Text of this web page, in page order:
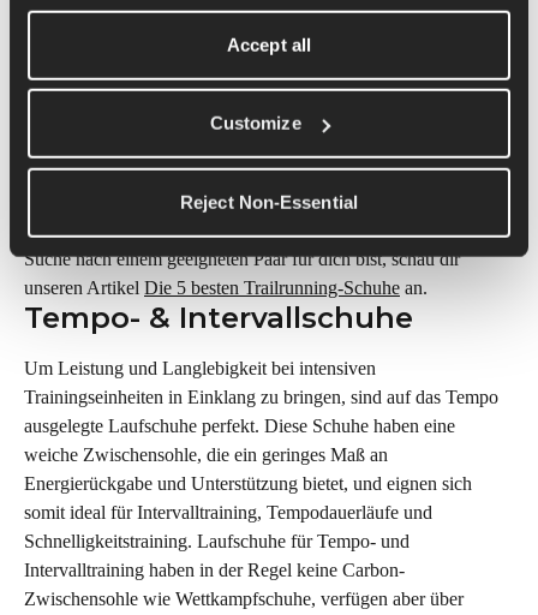
Accept all
Customize
Reject Non-Essential
unebenes Gelände ideal ist und Ausrutschen und Stürzen
vorbeugt. Um den Fuß zu schützen, haben Trailrunning-Schuhe
oft eine feste, stützende Zwischensohle. Sie sind die erste Wahl
und Schutz an erster Stelle stehen. Trailrunning-Schuhe sind
unerlässlich für alle, die bei ihren Abenteuern im Gelände Wert
auf Komfort, Langlebigkeit und Schutz legen. Wenn du auf der
Suche nach einem geeigneten Paar für dich bist, schau dir
unseren Artikel Die 5 besten Trailrunning-Schuhe an.
Tempo- & Intervallschuhe
Um Leistung und Langlebigkeit bei intensiven
Trainingseinheiten in Einklang zu bringen, sind auf das Tempo
ausgelegte Laufschuhe perfekt. Diese Schuhe haben eine
weiche Zwischensohle, die ein geringes Maß an
Energierückgabe und Unterstützung bietet, und eignen sich
somit ideal für Intervalltraining, Tempodauerläufe und
Schnelligkeitstraining. Laufschuhe für Tempo- und
Intervalltraining haben in der Regel keine Carbon-
Zwischensohle wie Wettkampfschuhe, verfügen aber über